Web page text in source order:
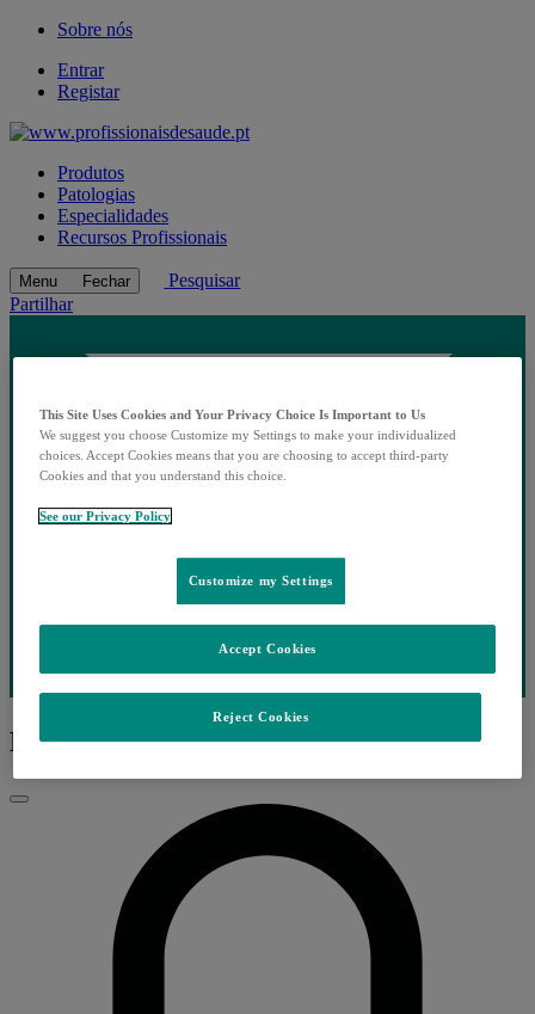
Sobre nós
Entrar
Registar
Produtos
Patologias
Especialidades
Recursos Profissionais
Menu Fechar
Pesquisar
Partilhar
Ep.15 VIH
Fechar
This Site Uses Cookies and Your Privacy Choice Is Important to Us
We suggest you choose Customize my Settings to make your individualized
choices. Accept Cookies means that you are choosing to accept third-party
Cookies and that you understand this choice.
See our Privacy Policy
Customize my Settings
Reject Cookies
Accept Cookies